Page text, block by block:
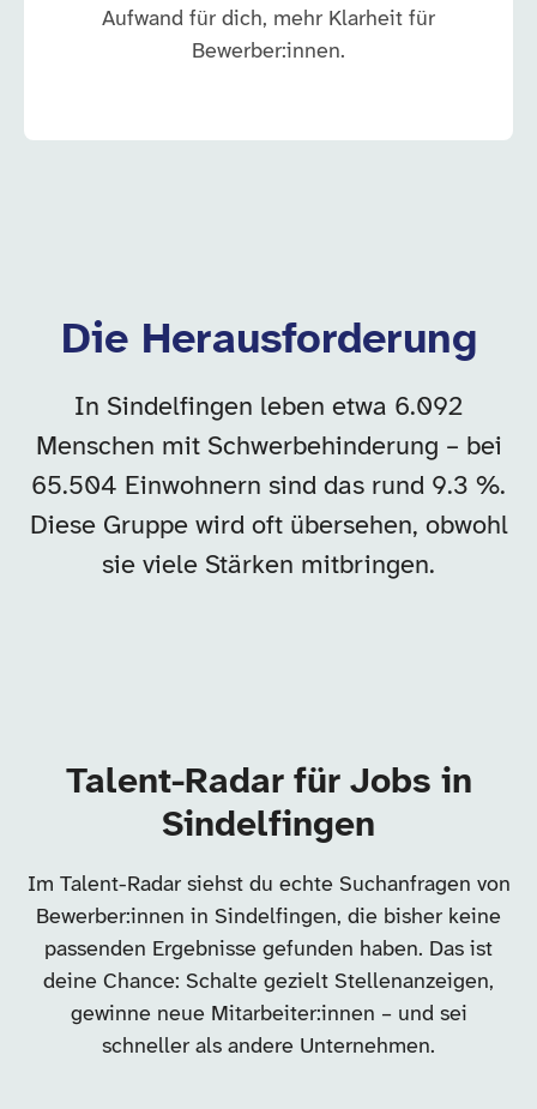
Aufwand für dich, mehr Klarheit für
Bewerber:innen.
Die Herausforderung
In Sindelfingen leben etwa 6.092
Menschen mit Schwerbehinderung – bei
65.504 Einwohnern sind das rund 9.3 %.
Diese Gruppe wird oft übersehen, obwohl
sie viele Stärken mitbringen.
Talent-Radar für Jobs in
Sindelfingen
Im Talent-Radar siehst du echte Suchanfragen von
Bewerber:innen in Sindelfingen, die bisher keine
passenden Ergebnisse gefunden haben. Das ist
deine Chance: Schalte gezielt Stellenanzeigen,
gewinne neue Mitarbeiter:innen – und sei
schneller als andere Unternehmen.